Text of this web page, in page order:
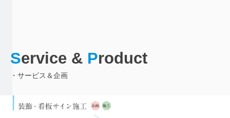
Service & Product
・サービス＆企画